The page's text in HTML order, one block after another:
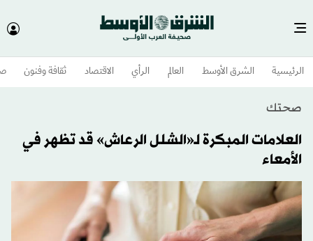
الرئيسية الشرق الأوسط​ العالم الرأي الاقتصاد ثقافة وفنون
صحتك
العلامات المبكرة لـ«الشلل الرعاش» قد تظهر في
الأمعاء